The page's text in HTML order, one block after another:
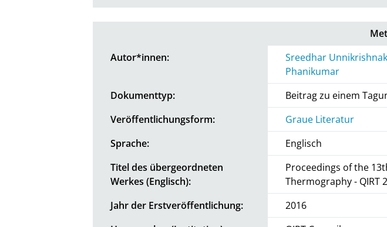
Autor*innen:
Sreedhar
Phanikumar
Dokumenttyp:
Beitrag zu einem
Veröffentlichungsform:
Graue Literatur
Sprache:
Englisch
Titel des übergeordneten
Werkes (Englisch):
Proceedings of the
Thermography - QIRT
Jahr der Erstveröffentlichung:
2016